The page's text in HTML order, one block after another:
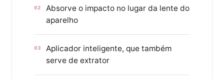
02
Absorve o impacto no lugar da lente do
aparelho
03
Aplicador inteligente, que também
serve de extrator